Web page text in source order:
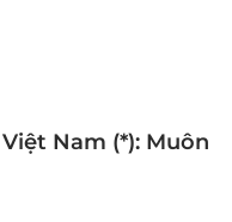
Nam (*): Muôn